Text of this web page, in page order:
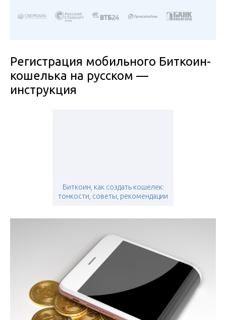
Регистрация мобильного Биткоин-
кошелька на русском —
инструкция
Биткоин, как создать кошелек:
тонкости, советы, рекомендации